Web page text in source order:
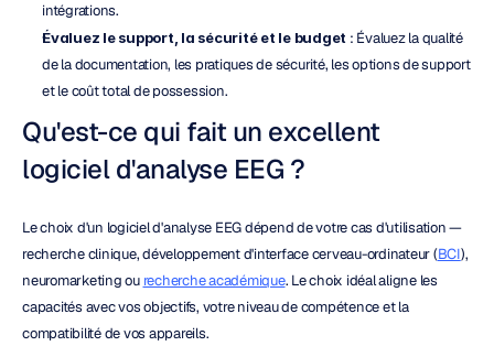
intégrations.
Évaluez le support, la sécurité et le budget : Évaluez la qualité
de la documentation, les pratiques de sécurité, les options de support
et le coût total de possession.
Qu'est-ce qui fait un excellent
logiciel d'analyse EEG ?
Le choix d'un logiciel d'analyse EEG dépend de votre cas d'utilisation —
recherche clinique, développement d'interface cerveau-ordinateur (BCI),
neuromarketing ou recherche académique. Le choix idéal aligne les
capacités avec vos objectifs, votre niveau de compétence et la
compatibilité de vos appareils.